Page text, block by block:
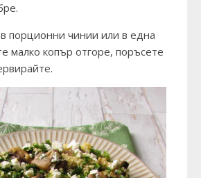
порционни чинии или в една
малко копър отгоре, поръсете